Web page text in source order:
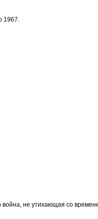
1967.
не утихающая со